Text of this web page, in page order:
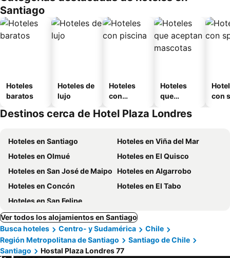
Santiago
Hoteles
baratos
Hoteles de
lujo
Hoteles
con
Hoteles
que
mascotas
con
Destinos cerca de Hotel Plaza Londres
Hoteles en Santiago
Hoteles en Viña del Mar
Hoteles en Olmué
Hoteles en El Quisco
Hoteles en San José de Maipo
Hoteles en Algarrobo
Hoteles en Concón
Hoteles en El Tabo
Hoteles en San Felipe
Ver todos los alojamientos en Santiago
Busca hoteles
Centro- y Sudamérica
Chile
Región Metropolitana de Santiago
Santiago de Chile
Santiago
Hostal Plaza Londres 77